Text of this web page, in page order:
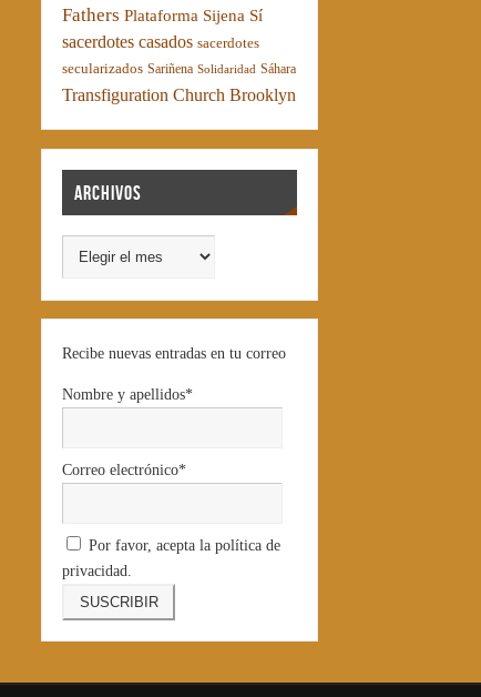
Fathers Plataforma Sijena Sí
sacerdotes casados sacerdotes
secularizados Sariñena Solidaridad Sáhara
Transfiguration Church Brooklyn
Archivos
Recibe nuevas entradas en tu correo
Nombre y apellidos*
Correo electrónico*
Por favor, acepta la política de
privacidad.